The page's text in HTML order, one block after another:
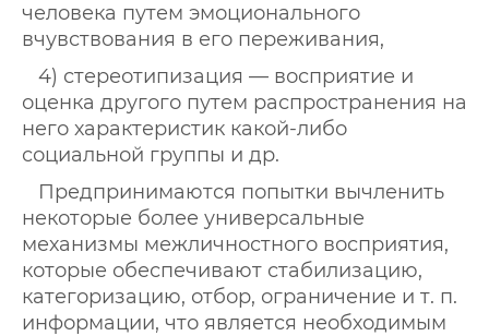
человека путем эмоционального
вчувствования в его переживания,
4) стереотипизация — восприятие и
оценка другого путем распространения на
него характеристик какой-либо
социальной группы и др.
Предпринимаются попытки вычленить
некоторые более универсальные
механизмы межличностного восприятия,
которые обеспечивают стабилизацию,
категоризацию, отбор, ограничение и т. п.
информации, что является необходимым